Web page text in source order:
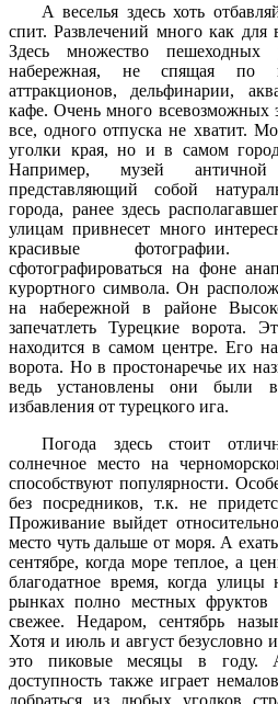
А веселья здесь хоть
спит. Развлечений много как для
Здесь множество пешеходных
набережная, не спящая по
аттракционов, дельфинарии,
кафе. Очень много всевозможных
все, одного отпуска не хватит.
уголки края, но и в самом
Например, музей античной
представляющий собой
города, ранее здесь
улицам привнесет много
красивые фотографии.
сфотографироваться на фоне
курортного символа. Он
на набережной в районе
запечатлеть Турецкие ворота.
находится в самом центре. Его
ворота. Но в простонаречье их
ведь установлены они были
избавления от турецкого ига.
Погода здесь стоит
солнечное место на
способствуют популярности.
без посредников, т.к. не
Проживание выйдет
место чуть дальше от моря. А
сентябре, когда море теплое, а
благодатное время, когда
рынках полно местных
свежее. Недаром, сентябрь
Хотя и июль и август безусловно
это пиковые месяцы в году.
доступность также играет
добраться из любых уголков